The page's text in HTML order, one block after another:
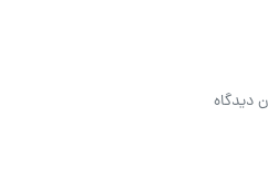
دیدگاه